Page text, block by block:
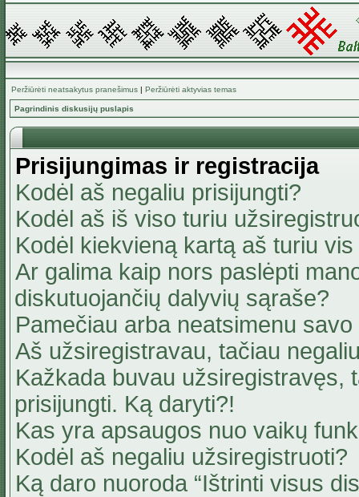
Peržiūrėti neatsakytus pranešimus | Peržiūrėti aktyvias temas
Pagrindinis diskusijų puslapis
Prisijungimas ir registracija
Kodėl aš negaliu prisijungti?
Kodėl aš iš viso turiu
Kodėl kiekvieną kartą aš turiu
Ar galima kaip nors paslėpti
diskutuojančių dalyvių sąraše?
Pamečiau arba neatsimenu
Aš užsiregistravau, tačiau
Kažkada buvau užsiregistravęs,
prisijungti. Ką daryti?!
Kas yra apsaugos nuo vaikų
Kodėl aš negaliu užsiregistruoti?
Ką daro nuoroda “Ištrinti visus